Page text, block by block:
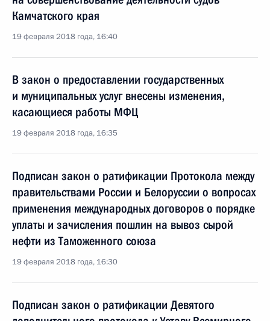
Камчатского края
19 февраля 2018 года, 16:40
В закон о предоставлении государственных
и муниципальных услуг внесены изменения,
касающиеся работы МФЦ
19 февраля 2018 года, 16:35
Подписан закон о ратификации Протокола между
правительствами России и Белоруссии о вопросах
применения международных договоров о порядке
уплаты и зачисления пошлин на вывоз сырой
нефти из Таможенного союза
19 февраля 2018 года, 16:30
Подписан закон о ратификации Девятого